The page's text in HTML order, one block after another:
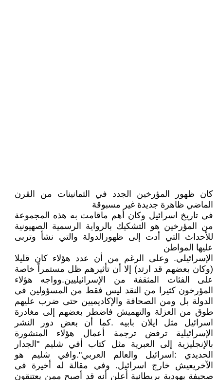
كان ظهور المؤرخين الجدد في الثمانينات من القرن
الماضي ظاهرة جديدة غير مسبوقة
في تاريخ اسرائيل وكان أهم ماقامت به هذه المجموعة
من المؤرخين هو التشكيك بالرواية الرسمية الصهيونية
للأحداث التي أدت إلى ظهورالدولة والتي نشأ وتربى
عليها المواطن
الإسرائيلي. وعلى الرغم من أن عدد هؤلاء كان قليلا
(وكان بعضهم قد ارتد) إلا أن تأثيرهم ظل مستمراً خاصة
على الفئات المثقفة من الإسرائيليين.وواجه هؤلاء
المؤرخون كثيرا من النقد ليس فقط من المسؤولين في
الدولة بل ومن الصحافة والإكاديميين حتى ضرب عليهم
طوق من العزلة والتهميش فاضطر بعضهم إلى مغادرة
اسرائيل مثل ايلان بابيه .كما أن بعض دور النشر
الإسرائيلية ترفض ترجمة أعمال هؤلاء المنشورة
بالإنجليزية إلى العبرية مثل كتاب أفي شليم "الجدار
الحديدي :اسرائيل والعالم العربي".وافي شليم هو
الآخريعيش خارج اسرائيل. وفي مقالة له أخيرة في
صحيفة يهودية بريطانية أعلن أنه قد أصبح ممن يعتنقون